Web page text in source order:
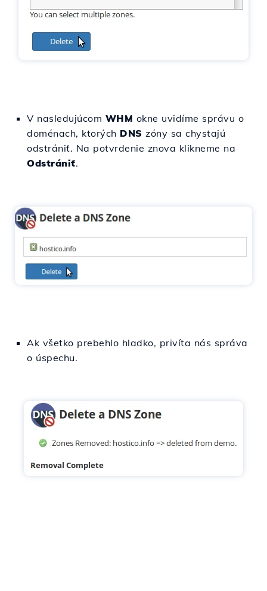
V nasledujúcom WHM okne uvidíme správu o
doménach, ktorých DNS zóny sa chystajú
odstrániť. Na potvrdenie znova klikneme na
Odstrániť.
Ak všetko prebehlo hladko, privíta nás správa
o úspechu.